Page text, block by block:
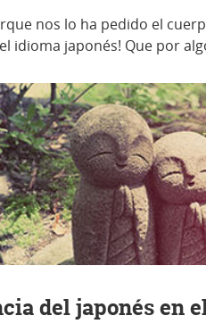
nos lo ha pedido el
idioma japonés! Que por
del japonés en